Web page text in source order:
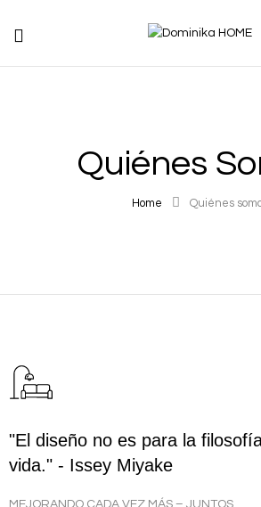
Quiénes
Home Quiénes
"El diseño no es para la
vida." - Issey Miyake
MEJORANDO CADA VEZ MÁS – JUNTOS